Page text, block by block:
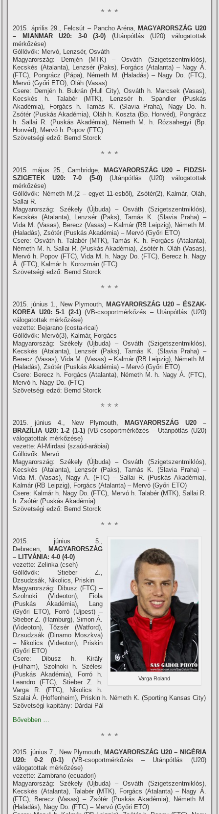
* * *
2015. április 29., Felcsút – Pancho Aréna, MAGYARORSZÁG U20
– MIANMAR U20: 3-0 (3-0) (Utánpótlás (U20) válogatottak
mérkőzése)
Góllövők: Mervó, Lenzsér, Osváth
Magyarország: Demjén (MTK) – Osváth (Szigetszentmiklós),
Kecskés (Atalanta), Lenzsér (Paks), Forgács (Atalanta) – Nagy Á.
(FTC), Pongrácz (Pápa), Németh M. (Haladás) – Nagy Do. (FTC),
Mervó (Győri ETO), Oláh (Vasas)
Csere: Demjén h. Bukrán (Hull City), Osváth h. Marcsek (Vasas),
Kecskés h. Talabér (MTK), Lenzsér h. Spandler (Puskás
Akadémia), Forgács h. Tamás K. (Slavia Praha), Nagy Do. h.
Zsótér (Puskás Akadémia), Oláh h. Koszta (Bp. Honvéd), Pongrácz
h. Sallai R. (Puskás Akadémia), Németh M. h. Rózsahegyi (Bp.
Honvéd), Mervó h. Popov (FTC)
Szövetségi edző: Bernd Storck
* * *
2015. május 25., Cambridge,
MAGYARORSZÁG U20 – FIDZSI-
SZIGETEK U20: 7-0 (5-0)(Utánpótlás (U20) válogatottak
mérkőzése)
Góllövők: Németh M.(2 – egyet 11-esből), Zsótér(2), Kalmár, Oláh,
Sallai R.
Magyarország: Székely (Újbuda) – Osváth (Szigetszentmiklós),
Kecskés (Atalanta), Lenzsér (Paks), Tamás K. (Slavia Praha) –
Vida M. (Vasas), Berecz (Vasas) – Kalmár (RB Leipzig), Németh M.
(Haladás), Zsótér (Puskás Akadémia) – Mervó (Győri ETO)
Csere: Osváth h. Talabér (MTK), Tamás K. h. Forgács (Atalanta),
Németh M. h. Sallai R. (Puskás Akadémia), Zsótér h. Oláh (Vasas),
Mervó h. Popov (FTC), Vida M. h. Nagy Do. (FTC), Berecz h. Nagy
Á. (FTC), Kalmár h. Korozmán (FTC)
Szövetségi edző: Bernd Storck
* * *
2015. június 1., New Plymouth, MAGYARORSZÁG U20 – ÉSZAK-
KOREA U20: 5-1 (2-1)(VB-csoportmérkőzés – Utánpótlás (U20)
válogatottak mérkőzése)
vezette: Bejarano (costa-ricai)
Góllövők: Mervó(3), Kalmár, Forgács
Magyarország: Székely (Újbuda) – Osváth (Szigetszentmiklós),
Kecskés (Atalanta), Lenzsér (Paks), Tamás K. (Slavia Praha) –
Berecz (Vasas), Vida M. (Vasas) – Kalmár (RB Leipzig), Németh M.
(Haladás), Zsótér (Puskás Akadémia) – Mervó (Győri ETO)
Csere: Berecz h. Forgács (Atalanta), Németh M. h. Nagy Á. (FTC),
Mervó h. Nagy Do. (FTC)
Szövetségi edző: Bernd Storck
* * *
2015. június 4., New Plymouth,
MAGYARORSZÁG U20 –
BRAZÍLIA U20: 1-2 (1-1)(VB-csoportmérkőzés – Utánpótlás (U20)
válogatottak mérkőzése)
vezette: Al-Mirdasi (szaúd-arábiai)
Góllövők: Mervó
Magyarország: Székely (Újbuda) – Osváth (Szigetszentmiklós),
Kecskés (Atalanta), Lenzsér (Paks), Tamás K. (Slavia Praha) –
Vida M. (Vasas), Nagy Á. (FTC) – Sallai R. (Puskás Akadémia),
Kalmár (RB Leipzig), Forgács (Atalanta) – Mervó (Győri ETO)
Csere: Kalmár h. Nagy Do. (FTC), Mervó h. Talabér (MTK), Sallai R.
h. Zsótér (Puskás Akadémia)
Szövetségi edző: Bernd Storck
* * *
Varga Roland
2015. június 5.,
Debrecen,
MAGYARORSZÁG
– LITVÁNIA: 4-0 (4-0)
vezette: Zelinka (cseh)
Góllövők: Stieber Z.,
Dzsudzsák, Nikolics, Priskin
Magyarország: Dibusz (FTC) –
Szolnoki (Videoton), Fiola
(Puskás Akadémia), Lang
(Győri ETO), Forró (Újpest) –
Stieber Z. (Hamburg), Simon Á.
(Videoton), Tőzsér (Watford),
Dzsudzsák (Dinamo Moszkva)
– Nikolics (Videoton), Priskin
(Győri ETO)
Csere: Dibusz h. Király
(Fulham), Szolnoki h. Szélesi
(Puskás Akadémia), Forró h.
Leandro (FTC), Stieber Z. h.
Varga R. (FTC), Nikolics h.
Szalai Á. (Hoffenheim), Priskin h. Németh K. (Sporting Kansas City)
Szövetségi kapitány: Dárdai Pál
Bővebben …
* * *
2015. június 7., New Plymouth, MAGYARORSZÁG U20 – NIGÉRIA
U20: 0-2 (0-1) (VB-csoportmérkőzés – Utánpótlás (U20)
válogatottak mérkőzése)
vezette: Zambrano (ecuadori)
Magyarország: Székely (Újbuda) – Osváth (Szigetszentmiklós),
Kecskés (Atalanta), Talabér (MTK), Forgács (Atalanta) – Nagy Á.
(FTC), Berecz (Vasas) – Zsótér (Puskás Akadémia), Németh M.
(Haladás), Nagy Do. (FTC) – Mervó (Győri ETO)